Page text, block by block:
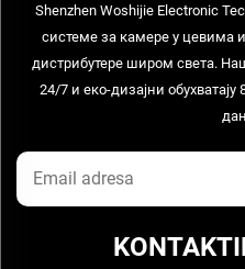
Shenzhen Woshijie Electronic
системе за камере у
дистрибутере широм света.
24/7 и еко-дизајни